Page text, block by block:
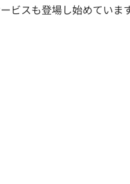
ビスも登場し始めていま